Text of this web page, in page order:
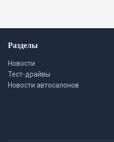
Разделы
Новости
Тест-драйвы
Новости автосалонов